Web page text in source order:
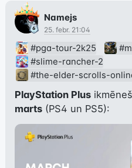
Namejs
25. febr. 21:04
#pga-tour-2k25
#slime-rancher-2
#the-elder-scrolls-
PlayStation Plus
marts (PS4 un PS5):